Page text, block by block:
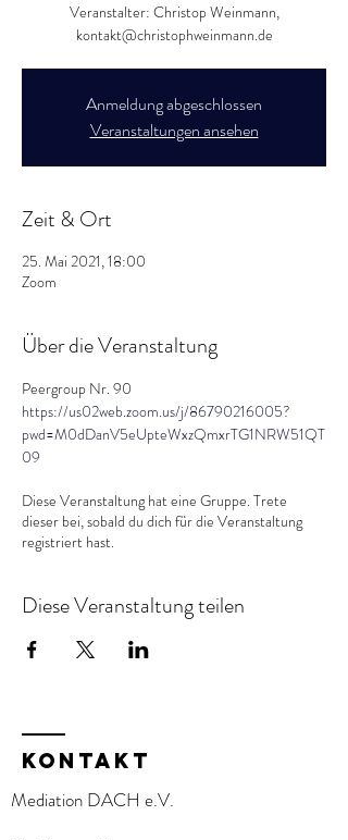
Veranstalter: Christop Weinmann,
kontakt@christophweinmann.de
Anmeldung abgeschlossen
Veranstaltungen ansehen
Zeit & Ort
25. Mai 2021, 18:00
Zoom
Über die Veranstaltung
Peergroup Nr. 90
https://us02web.zoom.us/j/86790216005?
pwd=M0dDanV5eUpteWxzQmxrTG1NRW51QT
09
Diese Veranstaltung hat eine Gruppe. Trete
dieser bei, sobald du dich für die Veranstaltung
registriert hast.
Diese Veranstaltung teilen
KOntakt
Mediation DACH e.V.